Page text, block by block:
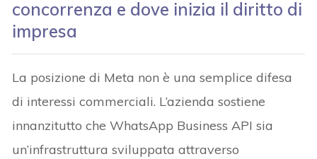
concorrenza e dove inizia il diritto di
impresa
La posizione di Meta non è una semplice difesa
di interessi commerciali. L’azienda sostiene
innanzitutto che WhatsApp Business API sia
un’infrastruttura sviluppata attraverso